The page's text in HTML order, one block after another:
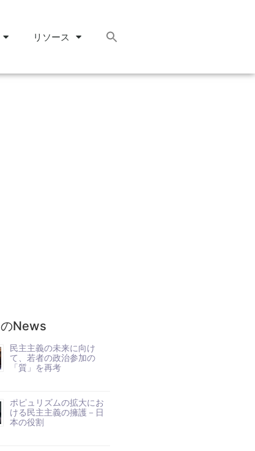
リソース
News
民主主義の未来に向け
て、若者の政治参加の
「質」を再考
ポピュリズムの拡大にお
ける民主主義の擁護－日
本の役割